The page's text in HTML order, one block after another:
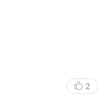
너무 하얗게 뜨면서 밝
잘 사용하고 있어요.
2